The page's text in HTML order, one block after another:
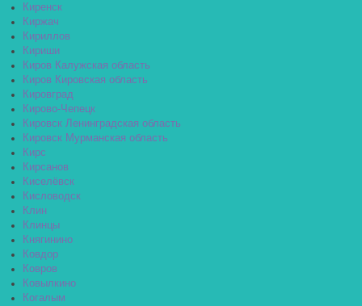
Киренск
Киржач
Кириллов
Кириши
Киров Калужская область
Киров Кировская область
Кировград
Кирово-Чепецк
Кировск Ленинградская область
Кировск Мурманская область
Кирс
Кирсанов
Киселёвск
Кисловодск
Клин
Клинцы
Княгинино
Ковдор
Ковров
Ковылкино
Когалым